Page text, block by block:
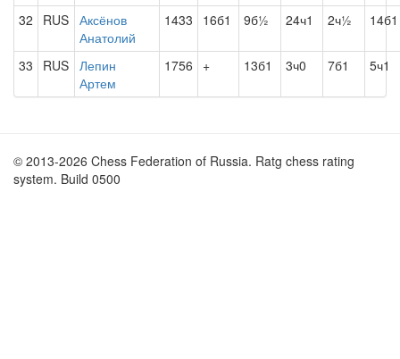
32
RUS Аксёнов
Анатолий
1433 16б1 9б½ 24ч1 2ч½ 14б1
33 RUS Лепин
Артем
1756 + 13б1 3ч0 7б1 5ч1
© 2013-2026 Chess Federation of Russia. Ratg chess rating
system. Build 0500